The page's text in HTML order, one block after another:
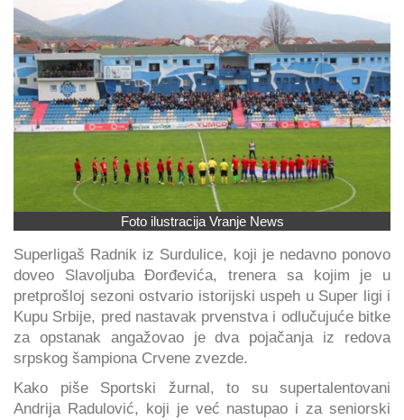
Foto ilustracija Vranje News
Superligaš Radnik iz Surdulice, koji je nedavno ponovo
doveo Slavoljuba Đorđevića, trenera sa kojim je u
pretprošloj sezoni ostvario istorijski uspeh u Super ligi i
Kupu Srbije, pred nastavak prvenstva i odlučujuće bitke
za opstanak angažovao je dva pojačanja iz redova
srpskog šampiona Crvene zvezde.
Kako piše Sportski žurnal, to su supertalentovani
Andrija Radulović, koji je već nastupao i za seniorski